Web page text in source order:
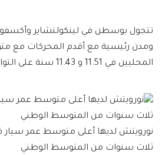
تتجول بوسطن في لينكولنشاير
ومدن رئيسية مع أقدم المحركات مع
المحليين في 11.51 و 11.43 سنة على التوالي.
ثلاث سنوات من المتوسط ​​الوطني